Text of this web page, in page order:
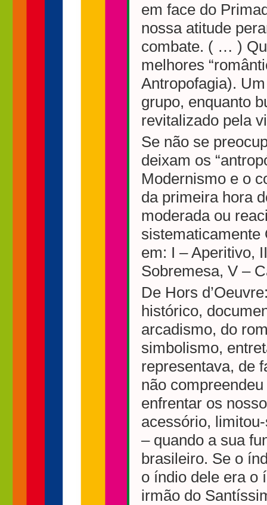
em face do
nossa atitude
combate. ( … )
melhores
Antropofagia).
grupo, enquanto
revitalizado pela
Se não se
deixam os
Modernismo e o
da primeira hora
moderada ou
sistematicamente
em: I – Aperitivo,
Sobremesa, V –
De Hors
histórico,
arcadismo, do
simbolismo,
representava, de
não
enfrentar os
acessório,
– quando a sua
brasileiro. Se o
o índio dele era o
irmão do